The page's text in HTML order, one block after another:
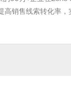
高销售线索转化率，